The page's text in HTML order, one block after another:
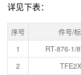
详见下表：
序号 件号/
1
RT-876-1/
2